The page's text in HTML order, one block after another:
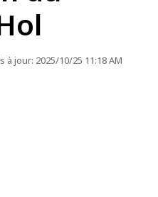
à jour: 2025/10/25 11:18 AM